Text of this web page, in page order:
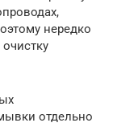
нередко
отдельно